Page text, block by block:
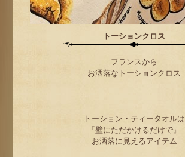
トーションクロス
フランスから
お洒落なトーションクロス
トーション・ティータオルは
『壁にただかけるだけで』
お洒落に見えるアイテム